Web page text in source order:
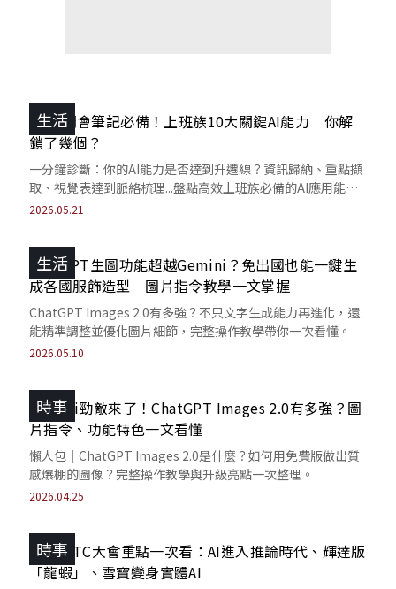
生活
2026開會筆記必備！上班族10大關鍵AI能力 你解
鎖了幾個？
一分鐘診斷：你的AI能力是否達到升遷線？資訊歸納、重點擷
取、視覺表達到脈絡梳理...盤點高效上班族必備的AI應用能
力。
2026.05.21
生活
ChatGPT生圖功能超越Gemini？免出國也能一鍵生
成各國服飾造型 圖片指令教學一文掌握
ChatGPT Images 2.0有多強？不只文字生成能力再進化，還
能精準調整並優化圖片細節，完整操作教學帶你一次看懂。
2026.05.10
時事
Gemini勁敵來了！ChatGPT Images 2.0有多強？圖
片指令、功能特色一文看懂
懶人包｜ChatGPT Images 2.0是什麼？如何用免費版做出質
感爆棚的圖像？完整操作教學與升級亮點一次整理。
2026.04.25
時事
2026GTC大會重點一次看：AI進入推論時代、輝達版
「龍蝦」、雪寶變身實體AI